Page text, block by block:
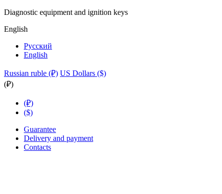
Diagnostic equipment and ignition keys
English
Русский
English
Russian ruble (₽) US Dollars ($)
(₽)
(₽)
($)
Guarantee
Delivery and payment
Contacts